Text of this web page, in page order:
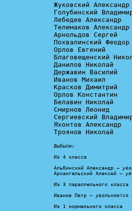
Жуковский Александр
Голубинский
Лебедев Александр
Телемаков Александр
Арнольдов Сергей
Похвалинский Феодор
Орлов Евгений
Благовещенский
Данилов Николай
Державин Василий
Иванов Михаил
Красков Димитрий
Орлов Константин
Белавин Николай
Смирнов Леонид
Сергиевский
Яхонтов Александр
Троянов Николай
Выбыли:
Из 4 класса
Альбинский Александр –
Архангельский Алексей –
Из 3 параллельного класса
Иванов Петр – увольняется
Из 1 нормального класса